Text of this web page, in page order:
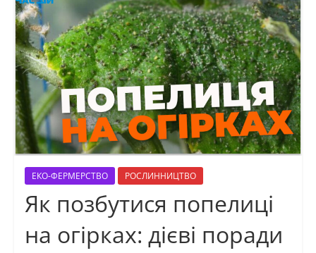
ЕКО-ФЕРМЕРСТВО РОСЛИННИЦТВО
Як позбутися попелиці
на огірках: дієві поради